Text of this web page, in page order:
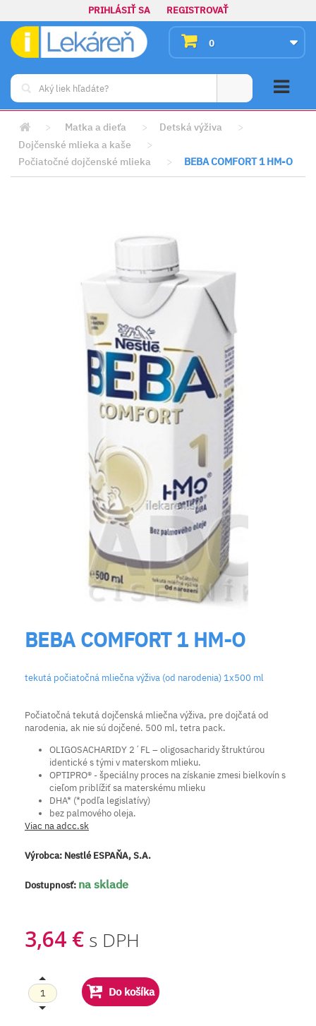
PRIHLÁSIŤ SA REGISTROVAŤ
0
> Matka a dieťa > Detská výživa
>
Dojčenské mlieka a kaše
>
Počiatočné dojčenské mlieka
> BEBA COMFORT 1 HM-O
BEBA COMFORT 1 HM-O
tekutá počiatočná mliečna výživa (od narodenia) 1x500 ml
Počiatočná tekutá dojčenská mliečna výživa, pre dojčatá od
narodenia, ak nie sú dojčené. 500 ml, tetra pack.
OLIGOSACHARIDY 2´FL – oligosacharidy štruktúrou
identické s tými v materskom mlieku.
OPTIPRO® - špeciálny proces na získanie zmesi bielkovín s
cieľom priblížiť sa materskému mlieku
DHA* (*podľa legislatívy)
bez palmového oleja.
Viac na adcc.sk
Výrobca: Nestlé ESPAŇA, S.A.
Dostupnosť: na sklade
3,64 € s DPH
Do košíka